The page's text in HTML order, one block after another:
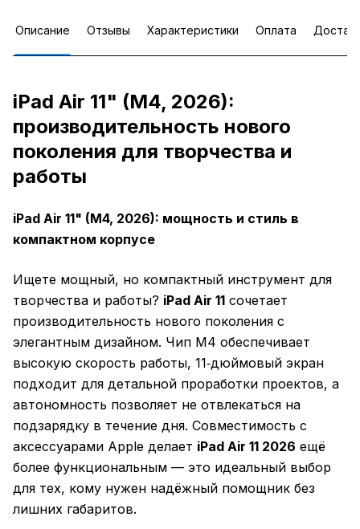
Описание Отзывы Характеристики Оплата
iPad Air 11" (M4, 2026):
производительность нового
поколения для творчества и
работы
iPad Air 11" (M4, 2026): мощность и стиль в
компактном корпусе
Ищете мощный, но компактный инструмент для
творчества и работы? iPad Air 11 сочетает
производительность нового поколения с
элегантным дизайном. Чип M4 обеспечивает
высокую скорость работы, 11‑дюймовый экран
подходит для детальной проработки проектов, а
автономность позволяет не отвлекаться на
подзарядку в течение дня. Совместимость с
аксессуарами Apple делает iPad Air 11 2026 ещё
более функциональным — это идеальный выбор
для тех, кому нужен надёжный помощник без
лишних габаритов.